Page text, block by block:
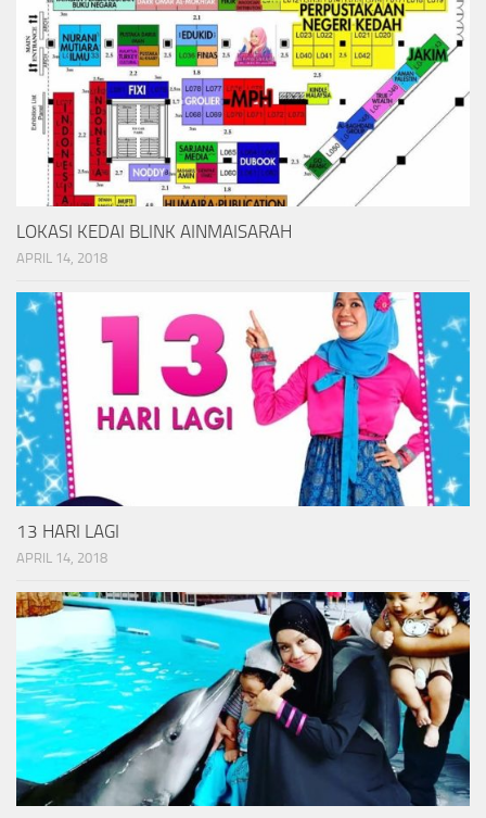
LOKASI KEDAI BLINK AINMAISARAH
APRIL 14, 2018
13 HARI LAGI
APRIL 14, 2018